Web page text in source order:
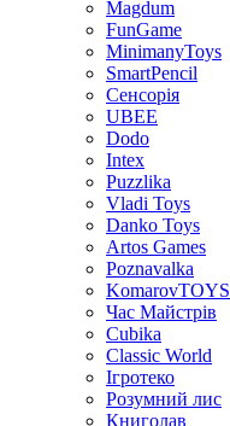
Magdum
FunGame
MinimanyToys
SmartPencil
Сенсорія
UBEE
Dodo
Intex
Puzzlika
Vladi Toys
Danko Toys
Artos Games
Poznavalka
KomarovTOYS
Час Майстрів
Cubika
Classic World
Ігротеко
Розумний лис
Книголав